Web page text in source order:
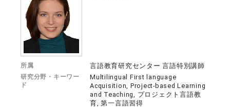
所属 言語教育研究センター 言語特別講師
研究分野・キーワー
ド
Multilingual First language
Acquisition, Project-based Learning
and Teaching, プロジェクト言語教
育, 第一言語習得